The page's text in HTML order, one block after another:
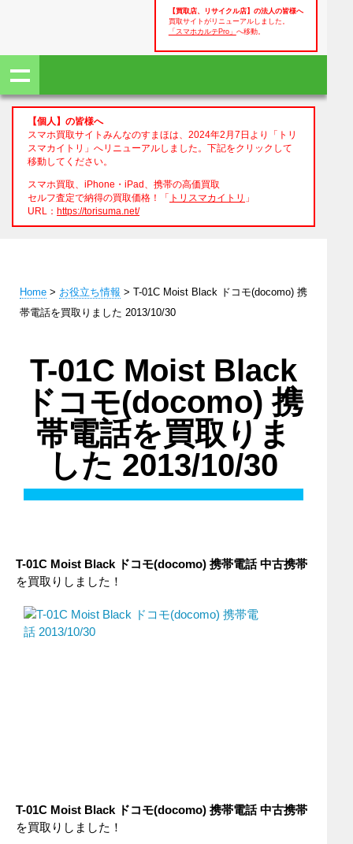
【買取店、リサイクル店】の法人の皆様へ
買取サイトがリニューアルしました。
「スマホカルテPro」 へ移動。
【個人】の皆様へ
スマホ買取サイトみんなのすまほは、2024年2月7日より「トリ
スマカイトリ」へリニューアルしました。下記をクリックして
移動してください。
スマホ買取、iPhone・iPad、携帯の高価買取
セルフ査定で納得の買取価格！「 トリスマカイトリ 」
URL： https://torisuma.net/
Home > お役立ち情報 > T-01C Moist Black ドコモ(docomo) 携
帯電話を買取りました 2013/10/30
T-01C Moist Black
ドコモ(docomo) 携
帯電話を買取りま
した 2013/10/30
T-01C Moist Black ドコモ(docomo) 携帯電話中古携帯
を買取りしました！
T-01C Moist Black ドコモ(docomo) 携帯電話中古携帯
を買取りしました！